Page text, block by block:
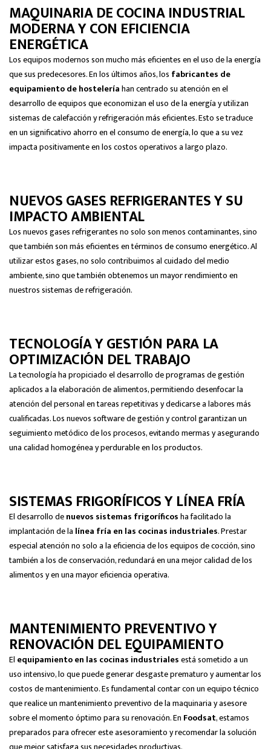
MAQUINARIA DE COCINA INDUSTRIAL
MODERNA Y CON EFICIENCIA
ENERGÉTICA
Los equipos modernos son mucho más eficientes en el uso de la energía
que sus predecesores. En los últimos años, los fabricantes de
equipamiento de hosteleríahan centrado su atención en el
desarrollo de equipos que economizan el uso de la energía y utilizan
sistemas de calefacción y refrigeración más eficientes. Esto se traduce
en un significativo ahorro en el consumo de energía, lo que a su vez
impacta positivamente en los costos operativos a largo plazo.
NUEVOS GASES REFRIGERANTES Y SU
IMPACTO AMBIENTAL
Los nuevos gases refrigerantes no solo son menos contaminantes, sino
que también son más eficientes en términos de consumo energético. Al
utilizar estos gases, no solo contribuimos al cuidado del medio
ambiente, sino que también obtenemos un mayor rendimiento en
nuestros sistemas de refrigeración.
TECNOLOGÍA Y GESTIÓN PARA LA
OPTIMIZACIÓN DEL TRABAJO
La tecnología ha propiciado el desarrollo de programas de gestión
aplicados a la elaboración de alimentos, permitiendo desenfocar la
atención del personal en tareas repetitivas y dedicarse a labores más
cualificadas. Los nuevos software de gestión y control garantizan un
seguimiento metódico de los procesos, evitando mermas y asegurando
una calidad homogénea y perdurable en los productos.
SISTEMAS FRIGORÍFICOS Y LÍNEA FRÍA
El desarrollo denuevos sistemas frigoríficosha facilitado la
implantación de la línea fría en las cocinas industriales. Prestar
especial atención no solo a la eficiencia de los equipos de cocción, sino
también a los de conservación, redundará en una mejor calidad de los
alimentos y en una mayor eficiencia operativa.
MANTENIMIENTO PREVENTIVO Y
RENOVACIÓN DEL EQUIPAMIENTO
El equipamiento en las cocinas industrialesestá sometido a un
uso intensivo, lo que puede generar desgaste prematuro y aumentar los
costos de mantenimiento. Es fundamental contar con un equipo técnico
que realice un mantenimiento preventivo de la maquinaria y asesore
sobre el momento óptimo para su renovación. En Foodsat, estamos
preparados para ofrecer este asesoramiento y recomendar la solución